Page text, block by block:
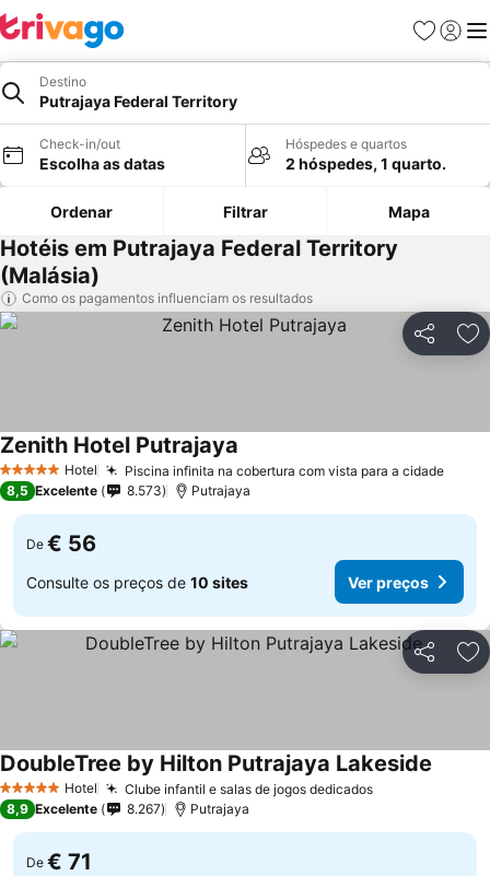
Favoritos
Iniciar
Destino
Putrajaya Federal Territory
Check-in/out
Escolha as datas
Hóspedes e quartos
2 hóspedes, 1 quarto.
Ordenar Filtrar Mapa
Hotéis em Putrajaya Federal Territory
(Malásia)
Como os pagamentos influenciam os resultados
Partilhar
5 Estrelas Hotel Piscina infinita na cobertura com vista para a cidadeVer
Zenith Hotel Putrajaya
8,5 Excelente 8.573 Putrajaya
De € 56
Consulte os preços de 10 sites Ver preços
Partilhar
5 Estrelas Hotel Clube infantil e salas de jogos dedicadosVer preços
DoubleTree by Hilton Putrajaya Lakeside
8,9 Excelente 8.267 Putrajaya
De € 71